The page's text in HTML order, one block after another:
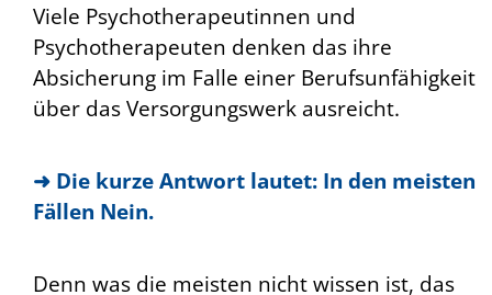
Viele Psychotherapeutinnen und
Psychotherapeuten denken das ihre
Absicherung im Falle einer Berufsunfähigkeit
über das Versorgungswerk ausreicht.
➜ Die kurze Antwort lautet: In den meisten
Fällen Nein.
Denn was die meisten nicht wissen ist, das